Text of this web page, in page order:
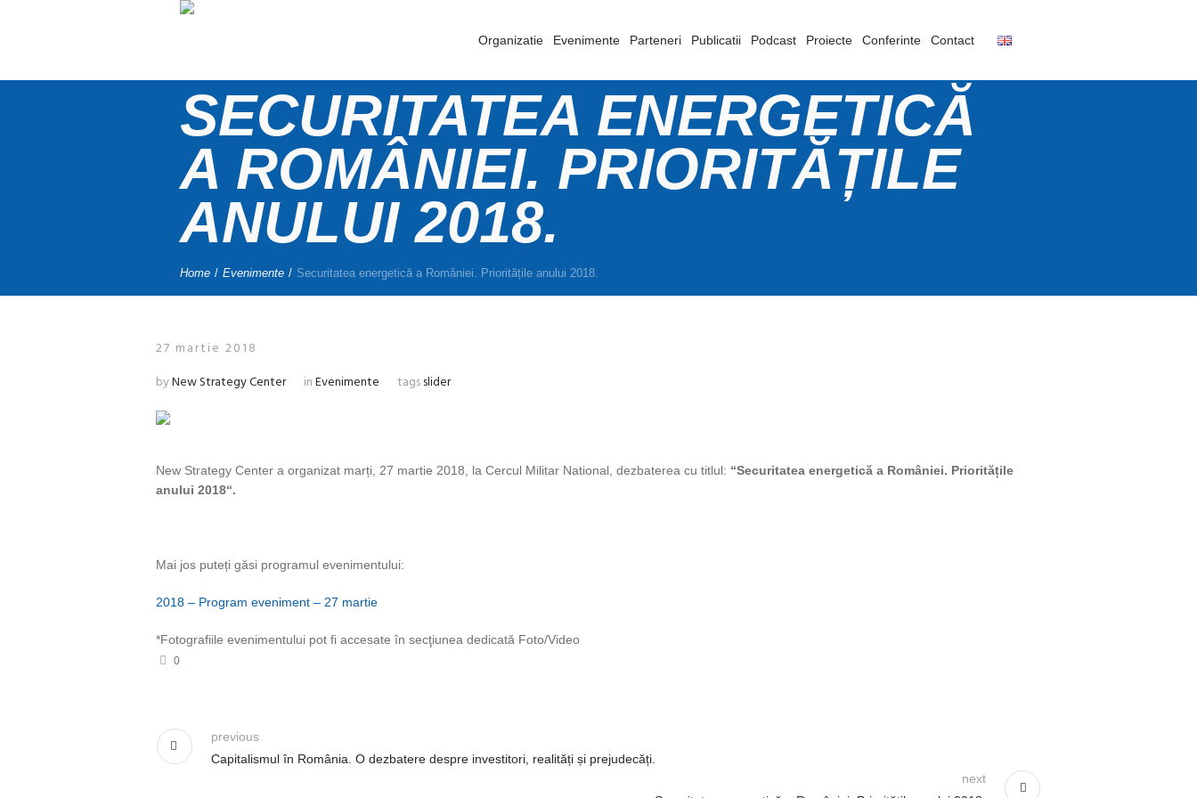
Organizatie Evenimente Parteneri Publicatii Podcast Proiecte Conferinte Contact
SECURITATEA ENERGETICĂ
A ROMÂNIEI. PRIORITĂȚILE
ANULUI 2018.
Home / Evenimente / Securitatea energetică a României. Prioritățile anului 2018.
27 martie 2018
byNew Strategy Center inEvenimente tagsslider
New Strategy Center a organizat marți, 27 martie 2018, la Cercul Militar National, dezbaterea cu titlul: “Securitatea energetică a României. Prioritățile
anului 2018“.
Mai jos puteți găsi programul evenimentului:
2018 – Program eveniment – 27 martie
*Fotografiile evenimentului pot fi accesate în secţiunea dedicată Foto/Video
0
Capitalismul în România. O dezbatere despre investitori, realități și prejudecăți.
previous
next